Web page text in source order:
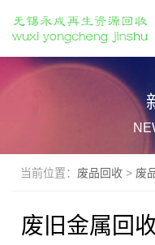
当前位置： 废品回收 > 废
废旧金属回